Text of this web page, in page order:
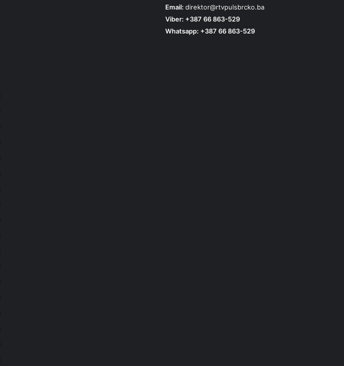
Email: direktor@rtvpulsbrcko.ba
Viber: +387 66 863-529
Whatsapp: +387 66 863-529